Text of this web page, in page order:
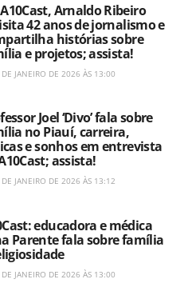
Arnaldo Ribeiro
42 anos de jornalismo e
histórias sobre
e projetos; assista!
JANEIRO DE 2026 ÀS 13:00
Joel ‘Divo’ fala sobre
no Piauí, carreira,
e sonhos em entrevista
assista!
JANEIRO DE 2026 ÀS 13:12
educadora e médica
Parente fala sobre família
JANEIRO DE 2026 ÀS 13:00